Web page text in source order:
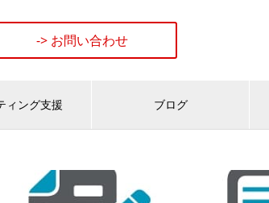
-> お問い合わせ
ィング支援 ブログ